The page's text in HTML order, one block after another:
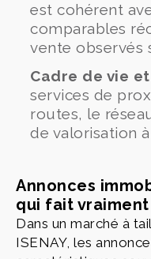
est cohérent
comparables
vente observés
Cadre de vie
services de
routes, le
de valorisation
Annonces
qui fait
Dans un marché à
ISENAY, les